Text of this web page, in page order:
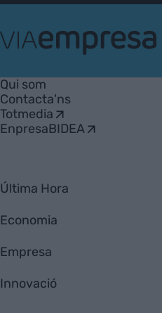
Empresa
Qui som
Contacta'ns
Totmedia
EnpresaBIDEA
Última Hora
Economia
Empresa
Innovació